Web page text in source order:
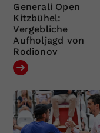
Generali Open
Kitzbühel:
Vergebliche
Aufholjagd von
Rodionov